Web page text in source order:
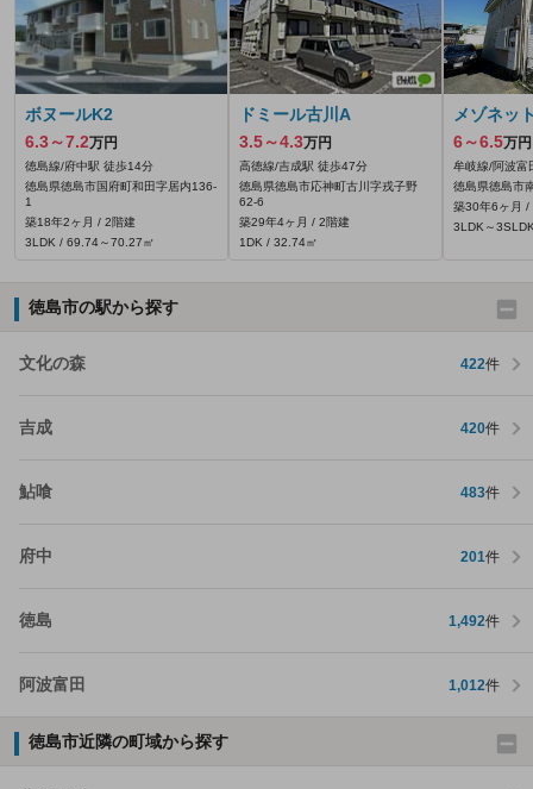
ボヌールK2
6.3～7.2万円
徳島線/府中駅 徒歩14分
徳島県徳島市国府町和田字居内136‐
1
築18年2ヶ月 / 2階建
3LDK / 69.74～70.27㎡
ドミール古川A
3.5～4.3万円
高徳線/吉成駅 徒歩47分
徳島県徳島市応神町古川字戎子野
62‐6
築29年4ヶ月 / 2階建
1DK / 32.74㎡
メゾネッ
6～6.5万円
牟岐線/阿波富
徳島県徳島市
築30年6ヶ月 /
3LDK～
徳島市の駅から探す
文化の森 422件
吉成 420件
鮎喰 483件
府中 201件
徳島 1,492件
阿波富田 1,012件
徳島市近隣の町域から探す